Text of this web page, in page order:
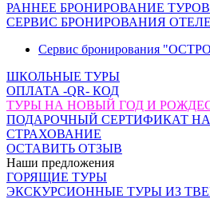
РАННЕЕ БРОНИРОВАНИЕ ТУРОВ
СЕРВИС БРОНИРОВАНИЯ
Сервис бронирования
ШКОЛЬНЫЕ ТУРЫ
ОПЛАТА -QR- КОД
ТУРЫ НА НОВЫЙ ГОД И
ПОДАРОЧНЫЙ СЕРТИФИКАТ
СТРАХОВАНИЕ
ОСТАВИТЬ ОТЗЫВ
Наши предложения
ГОРЯЩИЕ ТУРЫ
ЭКСКУРСИОННЫЕ ТУРЫ ИЗ